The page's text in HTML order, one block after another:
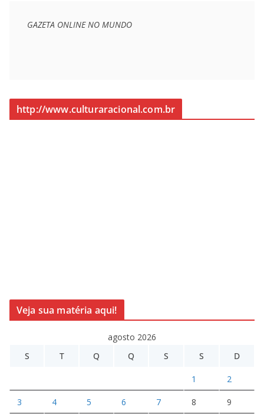
GAZETA ONLINE NO MUNDO
http://www.culturaracional.com.br
Veja sua matéria aqui!
agosto 2026
S
T Q Q S S D
1 2
3 4 5 6 7 8 9